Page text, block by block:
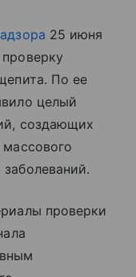
25 июня
По ее
целый
создающих
проверки